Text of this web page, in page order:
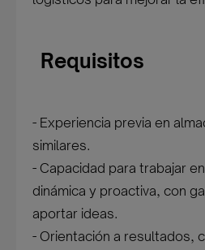
Requisitos
- Experiencia previa en
similares.
- Capacidad para trabajar
dinámica y proactiva, con
aportar ideas.
- Orientación a resultados,